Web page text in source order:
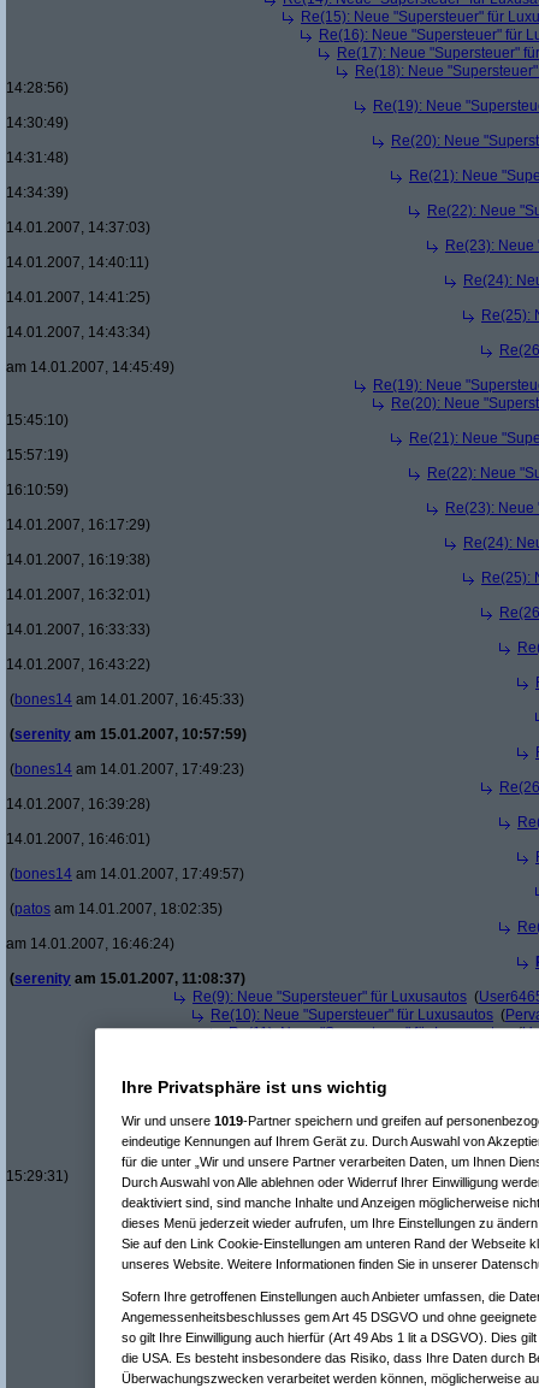
Re(15): Neue "Supersteuer" für
Re(16): Neue "Supersteuer" für
Re(17): Neue "Supersteuer"
Re(18): Neue
14:28:56)
Re(19): Neue
14:30:49)
Re(20): Neue
14:31:48)
Re(21): Neue
14:34:39)
Re(22): Neue
14.01.2007, 14:37:03)
Re(23):
14.01.2007, 14:40:11)
Re(24):
14.01.2007, 14:41:25)
Re(25):
14.01.2007, 14:43:34)
am 14.01.2007, 14:45:49)
Re(19): Neue
Re(20): Neue
15:45:10)
Re(21): Neue
15:57:19)
Re(22): Neue
16:10:59)
Re(23):
14.01.2007, 16:17:29)
Re(24):
14.01.2007, 16:19:38)
Re(25):
14.01.2007, 16:32:01)
14.01.2007, 16:33:33)
14.01.2007, 16:43:22)
(bones14 am 14.01.2007, 16:45:33)
(serenity am 15.01.2007, 10:57:59)
(bones14 am 14.01.2007, 17:49:23)
14.01.2007, 16:39:28)
14.01.2007, 16:46:01)
(bones14 am 14.01.2007, 17:49:57)
(patos am 14.01.2007, 18:02:35)
am 14.01.2007, 16:46:24)
(serenity am 15.01.2007, 11:08:37)
Re(9): Neue "Supersteuer" für Luxusautos (
Re(10): Neue "Supersteuer" für Luxusautos (
Re(11): Neue "Supersteuer" für Luxusautos(
Re(14): Neue "Supersteuer" für
Re(16): Neue "Supersteuer" für
Re(17): Neue "Supersteuer"
Re(18): Neue
15:29:31)
Re(9): Neue "Supersteuer" für Luxusautos
( thE
am
Re(10): Neue "Supersteuer" für Luxusautos(
Re(8): Neue "Supersteuer" für Luxusautos(\/
Re(7): Neue "Supersteuer" für Luxusautos(Roliboliam
Re(7): Neue "Supersteuer" für Luxusautos (Rainam
Re(6): Neue "Supersteuer" für Luxusautos(Pervasiveam
Re(7): Neue "Supersteuer" für Luxusautos(bootlegam
Re(8): Neue "Supersteuer" für Luxusautos(Pervasive
Re(9): Neue "Supersteuer" für Luxusautos(bootleg
Re(10): Neue "Supersteuer" für Luxusautos(
Ihre Privatsphäre ist uns wichtig
Wir und unsere 1019-Partner speichern und greifen auf
eindeutige Kennungen auf Ihrem Gerät zu. Durch Auswahl von
für die unter „Wir und unsere Partner verarbeiten Daten, um Ihnen
Durch Auswahl von Alle ablehnen oder Widerruf Ihrer Einwilligung
deaktiviert sind, sind manche Inhalte und Anzeigen möglicherweise
dieses Menü jederzeit wieder aufrufen, um Ihre Einstellungen zu
Sie auf den Link Cookie-Einstellungen am unteren Rand der Webseite
unseres Website. Weitere Informationen finden Sie in unserer
Sofern Ihre getroffenen Einstellungen auch Anbieter umfassen, die
Angemessenheitsbeschlusses gem Art 45 DSGVO und ohne
so gilt Ihre Einwilligung auch hierfür (Art 49 Abs 1 lit a DSGVO). Dies
die USA. Es besteht insbesondere das Risiko, dass Ihre Daten durch
Überwachungszwecken verarbeitet werden können, möglicherweise